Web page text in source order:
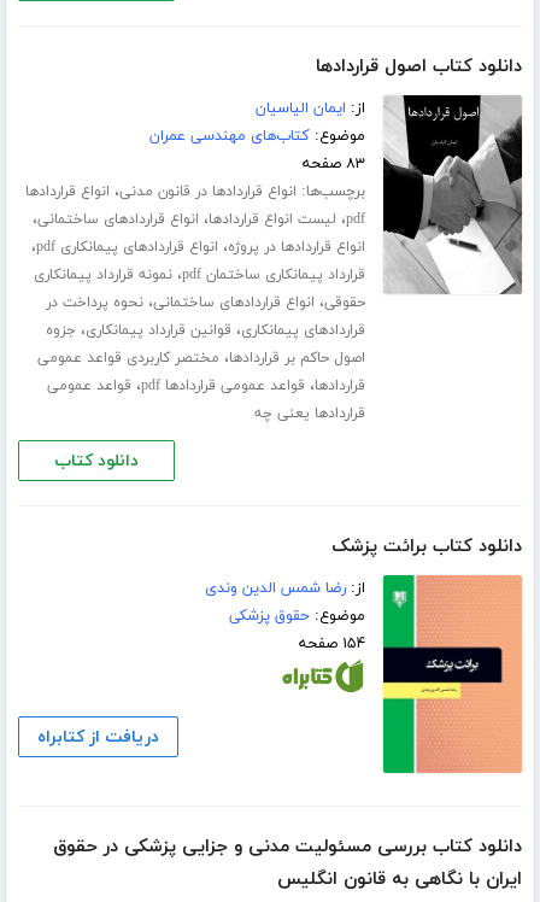
دانلود کتاب اصول قراردادها
از: ایمان الیاسیان
موضوع:کتاب‌های مهندسی عمران
۸۳ صفحه
برچسب‌ها: انواع قراردادها در قانون مدنی، انواع قراردادها
pdf، لیست انواع قراردادها، انواع قراردادهای ساختمانی،
انواع قراردادها در پروژه، انواع قراردادهای پیمانکاری pdf ،
قرارداد پیمانکاری ساختمان pdf ،نمونه قرارداد پیمانکاری
حقوقی، انواع قراردادهای ساختمانی،نحوه پرداخت در
قراردادهای پیمانکاری، قوانین قرارداد پیمانکاری، جزوه
اصول حاکم بر قراردادها، مختصر کاربردی قواعد عمومی
قراردادها، قواعد عمومی قراردادها pdf ، قواعد عمومی
قراردادها یعنی چه
دانلود کتاب
دانلود کتاب برائت پزشک
از:رضا شمس الدین وندی
موضوع:حقوق پزشکی
۱۵۴ صفحه
دریافت از کتابراه
دانلود کتاب بررسی مسئولیت مدنی و جزایی پزشکی در حقوق
ایران با نگاهی به قانون انگلیس